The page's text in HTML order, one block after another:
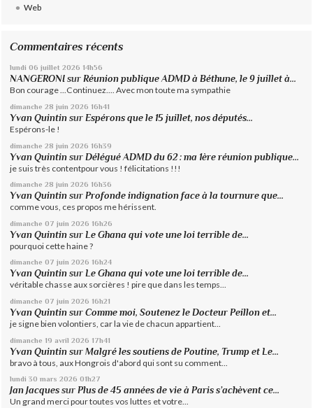
Web
Commentaires récents
lundi 06 juillet 2026 14h56
NANGERONI surRéunion publique ADMD à Béthune, le 9 juillet à...
Bon courage ...Continuez.... Avec mon toute ma sympathie
dimanche 28 juin 2026 16h41
Yvan Quintin surEspérons que le 15 juillet, nos députés...
Espérons-le !
dimanche 28 juin 2026 16h39
Yvan Quintin surDélégué ADMD du 62 : ma 1ère réunion publique...
je suis très contentpour vous ! félicitations !!!
dimanche 28 juin 2026 16h36
Yvan Quintin surProfonde indignation face à la tournure que...
comme vous, ces propos me hérissent.
dimanche 07 juin 2026 16h26
Yvan Quintin sur Le Ghana qui vote une loi terrible de...
pourquoi cette haine ?
dimanche 07 juin 2026 16h24
Yvan Quintin surLe Ghana qui vote une loi terrible de...
véritable chasse aux sorcières ! pire que dans les temps...
dimanche 07 juin 2026 16h21
Yvan Quintin surComme moi, Soutenez le Docteur Peillon et...
je signe bien volontiers, car la vie de chacun appartient...
dimanche 19 avril 2026 17h41
Yvan Quintin surMalgré les soutiens de Poutine, Trump et Le...
bravo à tous, aux Hongrois d'abord qui sont su comment...
lundi 30 mars 2026 01h27
Jan Jacques surPlus de 45 années de vie à Paris s’achèvent ce...
Un grand merci pour toutes vos luttes et votre...